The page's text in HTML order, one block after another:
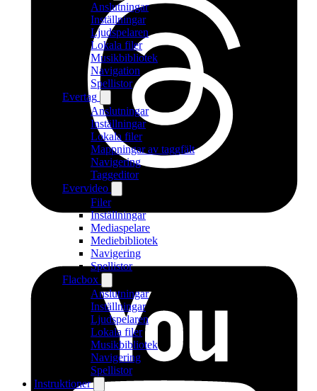
Anslutningar
Inställningar
Ljudspelaren
Lokala filer
Musikbibliotek
Navigation
Spellistor
Evertag
Anslutningar
Inställningar
Lokala filer
Mappningar av taggfält
Navigering
Taggeditor
Evervideo
Filer
Inställningar
Mediaspelare
Mediebibliotek
Navigering
Spellistor
Flacbox
Anslutningar
Inställningar
Ljudspelaren
Lokala filer
Musikbibliotek
Navigering
Spellistor
Instruktioner